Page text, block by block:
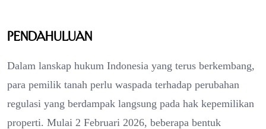
Pendahuluan
Dalam lanskap hukum Indonesia yang terus berkembang,
para pemilik tanah perlu waspada terhadap perubahan
regulasi yang berdampak langsung pada hak kepemilikan
properti. Mulai 2 Februari 2026, beberapa bentuk